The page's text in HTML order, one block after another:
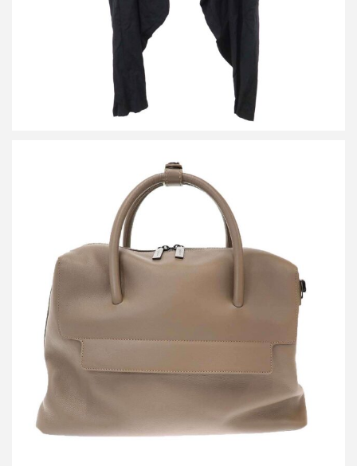
ディスコードバイヨウジヤマモト 2WAIレザーショルダートートバ